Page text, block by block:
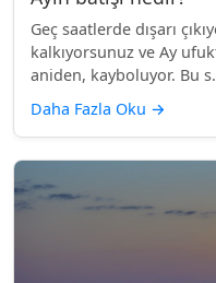
Geç saatlerde dışarı
kalkıyorsunuz ve Ay
aniden, kayboluyor. Bu
Daha Fazla Oku →